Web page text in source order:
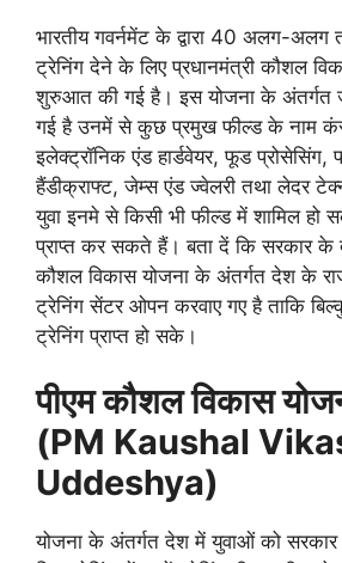
भारतीय गवर्नमेंट के द्वारा 40 अलग-अलग
ट्रेनिंग देने के लिए प्रधानमंत्री कौशल
शुरुआत की गई है। इस योजना के अंतर्गत
गई है उनमें से कुछ प्रमुख फील्ड के नाम
इलेक्ट्रॉनिक एंड हार्डवेयर, फूड प्रोसेसिंग,
हैंडीक्राफ्ट, जेम्स एंड ज्वेलरी तथा लेदर
युवा इनमे से किसी भी फील्ड में शामिल हो
प्राप्त कर सकते हैं। बता दें कि सरकार के
कौशल विकास योजना के अंतर्गत देश के
ट्रेनिंग सेंटर ओपन करवाए गए है ताकि
ट्रेनिंग प्राप्त हो सके।
पीएम कौशल विकास
(PM Kaushal
Uddeshya)
योजना के अंतर्गत देश में युवाओं को सरकार